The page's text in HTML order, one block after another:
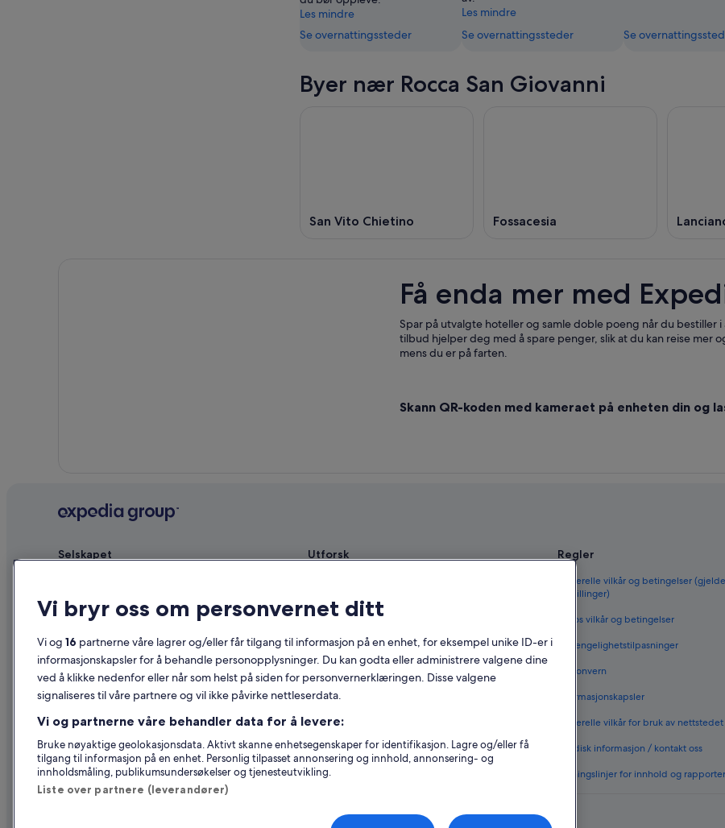
Les mindre
Se overnattingssteder
Les mindre
Se overnattingssteder
Se
Byer nær Rocca San Giovanni
San Vito Chietino Fossacesia
Få enda mer med
Spar på utvalgte hoteller og samle doble poeng når du bestiller
tilbud hjelper deg med å spare penger, slik at du kan reise mer
mens du er på farten.
Skann QR-koden med kameraet på enheten din og
Selskapet
Ledige stillinger
Partnerskap
Advertising
Utforsk
Hoteller i Norge
Pakkereiser i Norge
Flyreiser innenlands
Regler
Generelle vilkår og betingelser
bestillinger)
Vrbos vilkår og betingelser
Tilgjengelighetstilpasninger
Personvern
Informasjonskapsler
Generelle vilkår for bruk av nettstedet
Juridisk informasjon / kontakt oss
Retningslinjer for innhold og
Vi bryr oss om personvernet ditt
Vi og 16 partnerne våre lagrer og/eller får tilgang til informasjon på en enhet, for eksempel unike ID-er i
informasjonskapsler for å behandle personopplysninger. Du kan godta eller administrere valgene dine
ved å klikke nedenfor eller når som helst på siden for personvernerklæringen. Disse valgene
signaliseres til våre partnere og vil ikke påvirke nettleserdata.
Vi og partnerne våre behandler data for å levere:
Bruke nøyaktige geolokasjonsdata. Aktivt skanne enhetsegenskaper for identifikasjon. Lagre og/eller få
tilgang til informasjon på en enhet. Personlig tilpasset annonsering og innhold, annonsering- og
innholdsmåling, publikumsundersøkelser og tjenesteutvikling.
Liste over partnere (leverandører)